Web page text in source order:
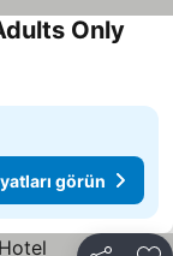
Only
görün